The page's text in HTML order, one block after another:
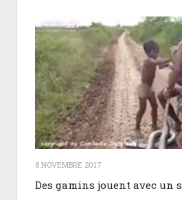
8 NOVEMBRE 2017
Des gamins jouent avec un